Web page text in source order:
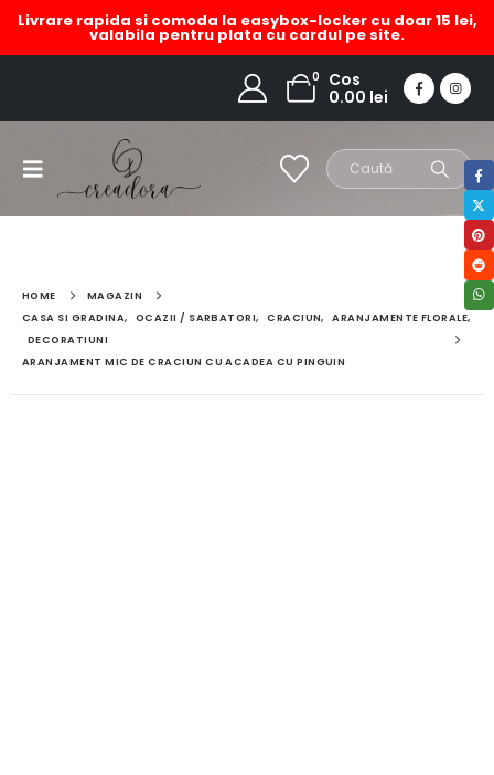
Livrare rapida si comoda la easybox-locker cu doar 15 lei,
valabila pentru plata cu cardul pe site.
0
Cos
0.00 lei
HOME
MAGAZIN
CASA SI GRADINA, OCAZII / SARBATORI, CRACIUN, ARANJAMENTE FLORALE,
DECORATIUNI
ARANJAMENT MIC DE CRACIUN CU ACADEA CU PINGUIN